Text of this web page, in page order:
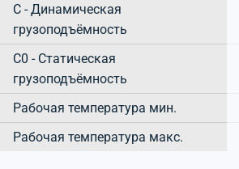
C - Динамическая
грузоподъёмность
C0 - Статическая
грузоподъёмность
Рабочая температура мин.
Рабочая температура макс.